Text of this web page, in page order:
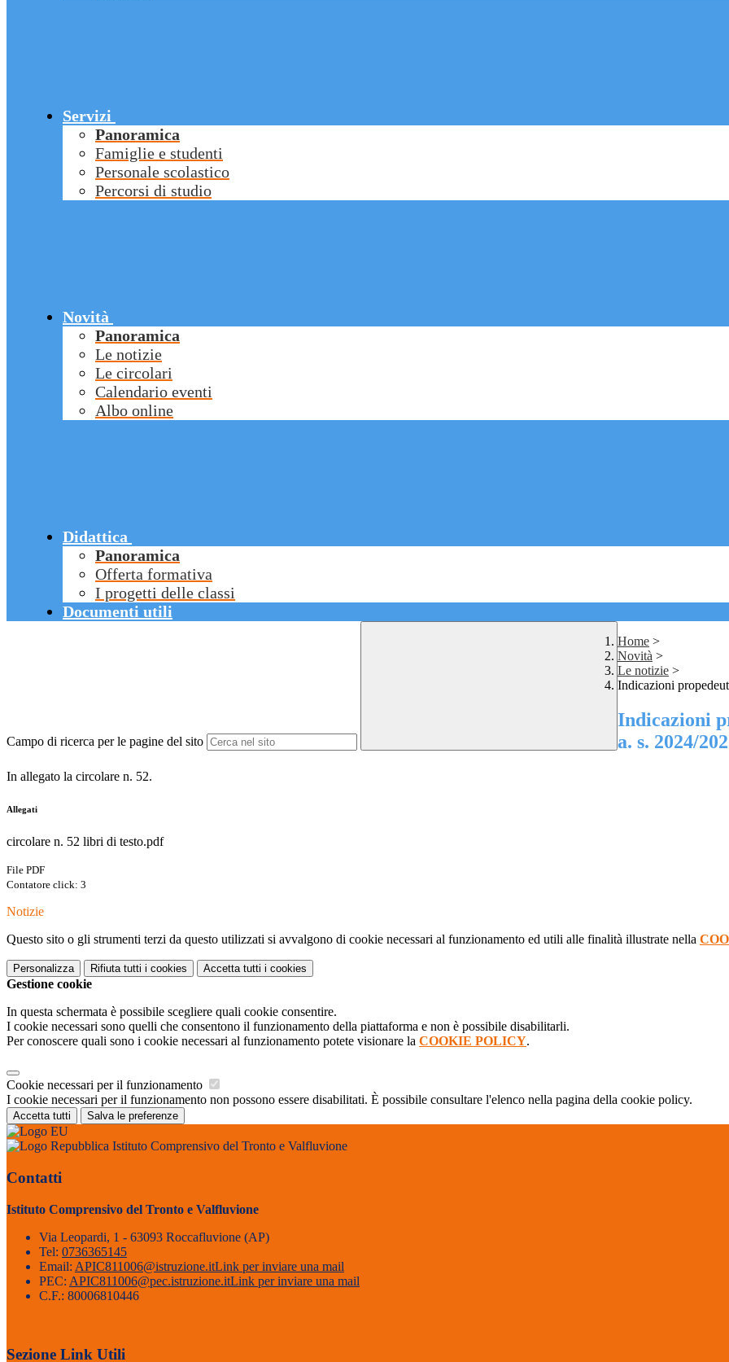
Servizi
Panoramica
Famiglie e studenti
Personale scolastico
Percorsi di studio
Novità
Panoramica
Le notizie
Le circolari
Calendario eventi
Albo online
Didattica
Panoramica
Offerta formativa
I progetti delle classi
Documenti utili
Campo di ricerca per le pagine del sito
Home >
Novità >
Le notizie >
Indicazioni
Indicazioni
a. s. 2024/
In allegato la circolare n. 52.
Allegati
circolare n. 52 libri di testo.pdf
File PDF
Contatore click: 3
Notizie
Questo sito o gli strumenti terzi da questo utilizzati si avvalgono di cookie necessari al funzionamento ed utili alle finalità illustrate nella
Personalizza Rifiuta tutti i cookies Accetta tutti i cookies
Gestione cookie
In questa schermata è possibile scegliere quali cookie consentire.
I cookie necessari sono quelli che consentono il funzionamento della piattaforma e non è possibile disabilitarli.
Per conoscere quali sono i cookie necessari al funzionamento potete visionare la COOKIE POLICY.
Cookie necessari per il funzionamento
I cookie necessari per il funzionamento non possono essere disabilitati. È possibile consultare l'elenco nella pagina della cookie policy.
Accetta tutti Salva le preferenze
Istituto Comprensivo del Tronto e Valfluvione
Contatti
Istituto Comprensivo del Tronto e Valfluvione
Via Leopardi, 1 - 63093 Roccafluvione (AP)
Tel: 0736365145
Email: APIC811006@istruzione.itLink per inviare una mail
PEC: APIC811006@pec.istruzione.itLink per inviare una mail
C.F.: 80006810446
Sezione Link Utili